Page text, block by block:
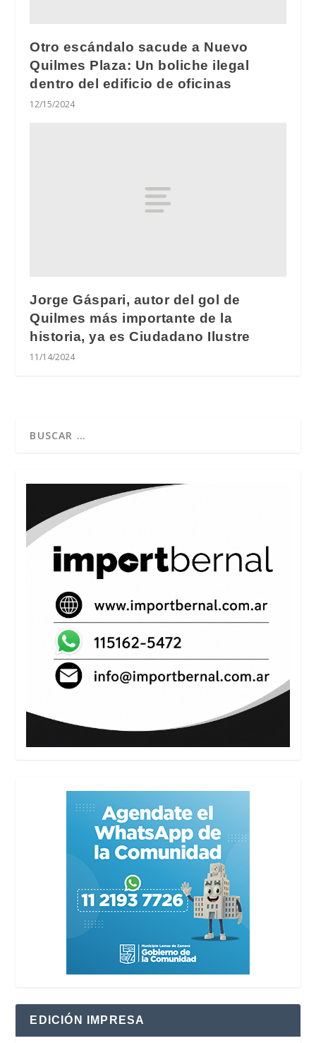
Otro escándalo sacude a Nuevo
Quilmes Plaza: Un boliche ilegal
dentro del edificio de oficinas
12/15/2024
Jorge Gáspari, autor del gol de
Quilmes más importante de la
historia, ya es Ciudadano Ilustre
11/14/2024
EDICIÓN IMPRESA